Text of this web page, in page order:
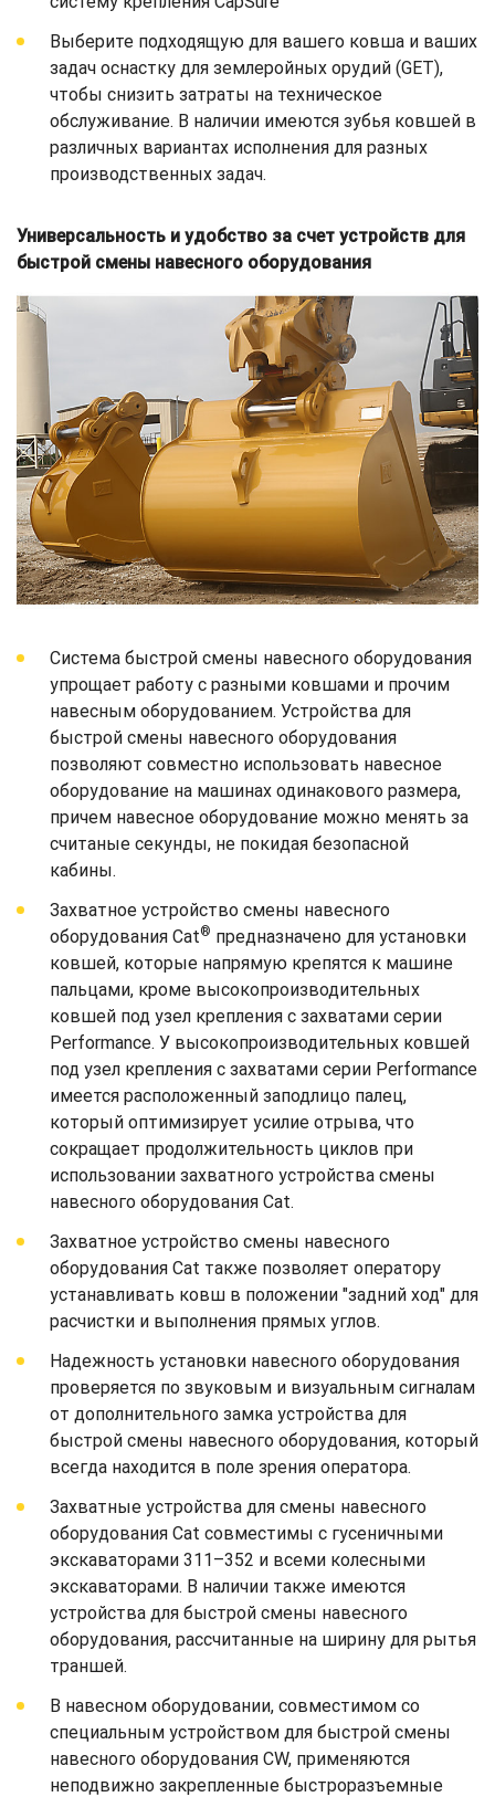
Выберите подходящую для вашего ковша и ваших
задач оснастку для землеройных орудий (GET),
чтобы снизить затраты на техническое
обслуживание. В наличии имеются зубья ковшей в
различных вариантах исполнения для разных
производственных задач.
Универсальность и удобство за счет устройств для
быстрой смены навесного оборудования
Система быстрой смены навесного оборудования
упрощает работу с разными ковшами и прочим
навесным оборудованием. Устройства для
быстрой смены навесного оборудования
позволяют совместно использовать навесное
оборудование на машинах одинакового размера,
причем навесное оборудование можно менять за
считаные секунды, не покидая безопасной
кабины.
Захватное устройство смены навесного
оборудования Cat® предназначено для установки
ковшей, которые напрямую крепятся к машине
пальцами, кроме высокопроизводительных
ковшей под узел крепления с захватами серии
Performance. У высокопроизводительных ковшей
под узел крепления с захватами серии Performance
имеется расположенный заподлицо палец,
который оптимизирует усилие отрыва, что
сокращает продолжительность циклов при
использовании захватного устройства смены
навесного оборудования Cat.
Захватное устройство смены навесного
оборудования Cat также позволяет оператору
устанавливать ковш в положении "задний ход" для
расчистки и выполнения прямых углов.
Надежность установки навесного оборудования
проверяется по звуковым и визуальным сигналам
от дополнительного замка устройства для
быстрой смены навесного оборудования, который
всегда находится в поле зрения оператора.
Захватные устройства для смены навесного
оборудования Cat совместимы с гусеничными
экскаваторами 311–352 и всеми колесными
экскаваторами. В наличии также имеются
устройства для быстрой смены навесного
оборудования, рассчитанные на ширину для рытья
траншей.
В навесном оборудовании, совместимом со
специальным устройством для быстрой смены
навесного оборудования CW, применяются
неподвижно закрепленные быстроразъемные